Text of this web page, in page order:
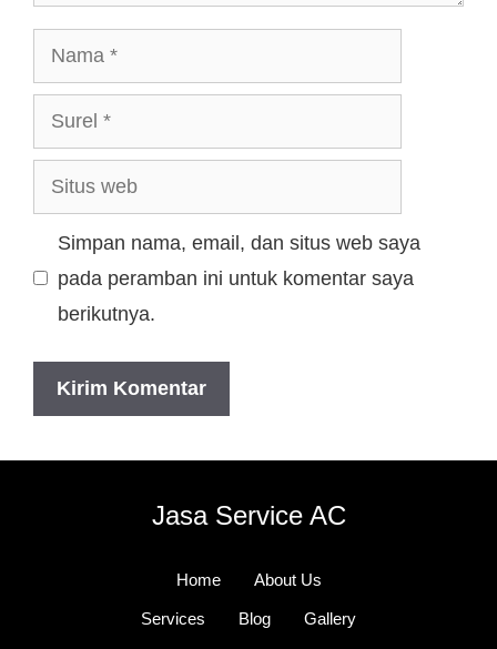
Simpan nama, email, dan situs web saya
pada peramban ini untuk komentar saya
berikutnya.
Jasa Service AC
Home About Us
Services Blog Gallery